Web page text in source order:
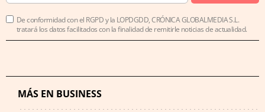
De conformidad con el RGPD y la LOPDGDD, CRÓNICA GLOBALMEDIA S.L.
tratará los datos facilitados con la finalidad de remitirle noticias de actualidad.
MÁS EN BUSINESS